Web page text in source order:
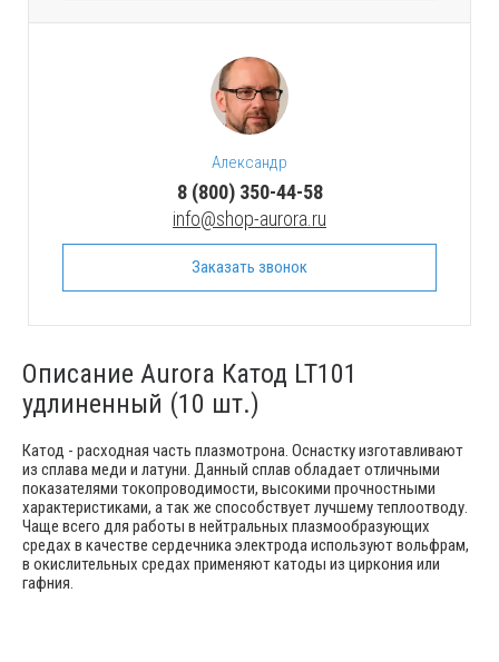
Александр
8 (800) 350-44-58
info@shop-aurora.ru
Заказать звонок
Описание Aurora Катод LT101
удлиненный (10 шт.)
Катод - расходная часть плазмотрона. Оснастку изготавливают
из сплава меди и латуни. Данный сплав обладает отличными
показателями токопроводимости, высокими прочностными
характеристиками, а так же способствует лучшему теплоотводу.
Чаще всего для работы в нейтральных плазмообразующих
средах в качестве сердечника электрода используют вольфрам,
в окислительных средах применяют катоды из циркония или
гафния.